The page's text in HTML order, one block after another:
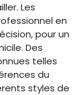
Les
en
pour un
Des
telles
du
styles de